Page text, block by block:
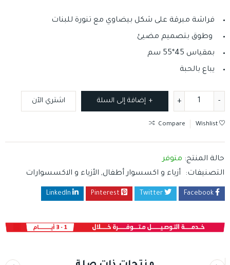
فراشة مبرقة على شكل بيضاوي مع تنورة للبنات
وطوق بتصميم مضيئ
بمقياس 45*55 سم
يباع بالحبة
إضافة إلى السلة اشتري الآن
Wishlist
Compare
حالة المنتج: متوفر
التصنيفات:
أزياء و اكسسوار أطفال, الأزياء و الاكسسوارات
Facebook
Twitter
Pinterest
LinkedIn